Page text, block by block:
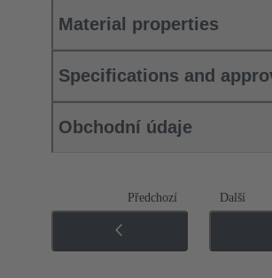
Material properties
Specifications and
Obchodní údaje
Předchozí Další